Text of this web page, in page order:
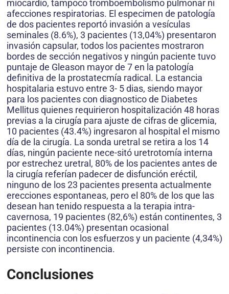
miocardio, tampoco tromboembolismo pulmonar ni
afecciones respiratorias. El espe­cimen de patología
de dos pacientes reportó invasión a vesículas
seminales (8.6%), 3 pacientes (13,04%) presentaron
invasión capsular, todos los pacientes mostraron
bordes de sección negativos y ningún paciente tuvo
pun­taje de Gleason mayor de 7 en la patología
definitiva de la prostatecmía radical. La estancia
hospitalaria estuvo entre 3- 5 dias, siendo mayor
para los pacientes con diagnostico de Diabetes
Mellitus quienes requirieron hospitalización 48 horas
previas a la cirugía para ajuste de cifras de glicemia,
10 pacientes (43.4%) ingresaron al hospital el mismo
día de la cirugía. La sonda uretral se retira a los 14
días, ningún paciente nece-sitó uretrotomía interna
por estrechez uretral, 80% de los pacientes antes de
la cirugía referían padecer de disfunción eréctil,
ninguno de los 23 pacientes presenta actualmente
erecciones espontaneas, pero el 80% de los que las
desean han tenido respuesta a la terapia intra­
cavernosa, 19 pacientes (82,6%) están continentes, 3
pacientes (13.04%) presentan ocasional
incontinencia con los esfuerzos y un paciente (4,34%)
persiste con incontinencia.
Conclusiones